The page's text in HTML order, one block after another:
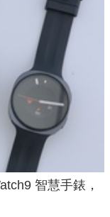
智慧手錶，